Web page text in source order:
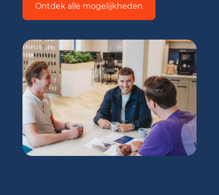
Ontdek alle mogelijkheden